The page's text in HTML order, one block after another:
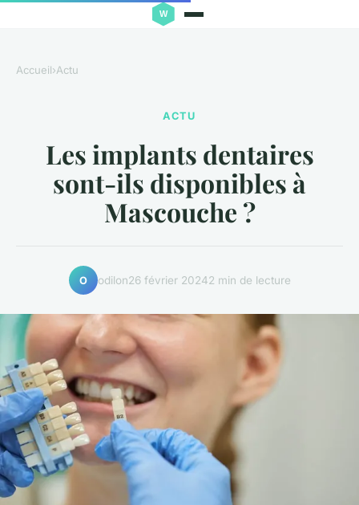
Accueil›Actu
ACTU
Les implants dentaires
sont-ils disponibles à
Mascouche ?
O odilon26 février 20242 min de lecture